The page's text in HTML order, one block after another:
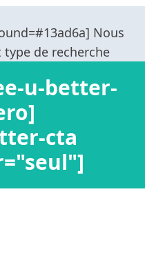
u-better-
cta